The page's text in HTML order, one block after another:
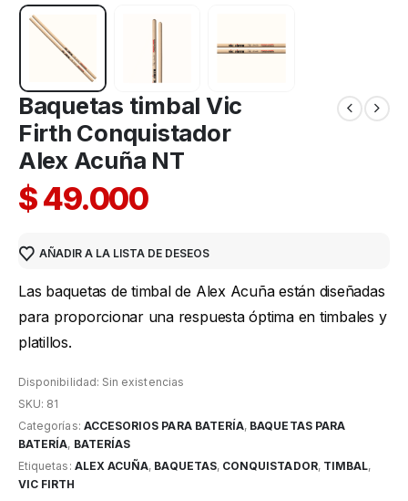
Baquetas timbal Vic
Firth Conquistador
Alex Acuña NT
$49.000
AÑADIR A LA LISTA DE DESEOS
Las baquetas de timbal de Alex Acuña están diseñadas
para proporcionar una respuesta óptima en timbales y
platillos.
Disponibilidad: Sin existencias
SKU: 81
Categorías: ACCESORIOS PARA BATERÍA, BAQUETAS PARA
BATERÍA, BATERÍAS
Etiquetas: ALEX ACUÑA, BAQUETAS, CONQUISTADOR, TIMBAL,
VIC FIRTH